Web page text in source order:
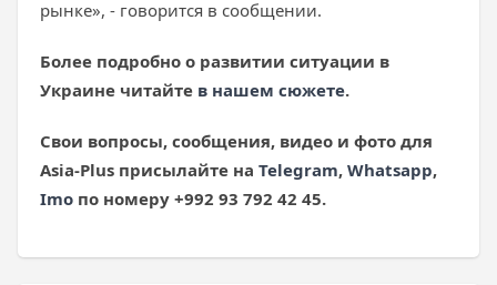
рынке», - говорится в сообщении.
Более подробно о развитии ситуации в
Украине читайте в нашем сюжете.
Свои вопросы, сообщения, видео и фото для
Asia-Plus присылайте на Telegram, Whatsapp,
Imo по номеру +992 93 792 42 45.